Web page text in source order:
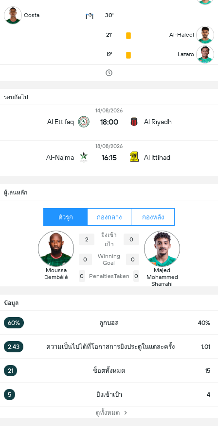
Costa 30'
21' Al-Haleel
12' Lazaro
รอบถัดไป
Al Ettifaq
14/08/2026
18:00 Al Riyadh
Al-Najma
18/08/2026
16:15 Al Ittihad
ผู้เล่นหลัก
ตัวรุก กองกลาง กองหลัง
Moussa
Dembélé
2
ยิงเข้า
เป้า
0
0
Winning
Goal
0
0 PenaltiesTaken 0
Majed
Mohammed
Sharrahi
ข้อมูล
60% ลูกบอล 40%
2.43 ความเป็นไปได้ที่โอกาสการยิงประตูในแต่ละครั้ง 1.01
21 ช็อตทั้งหมด 15
5 ยิงเข้าเป้า 4
ดูทั้งหมด